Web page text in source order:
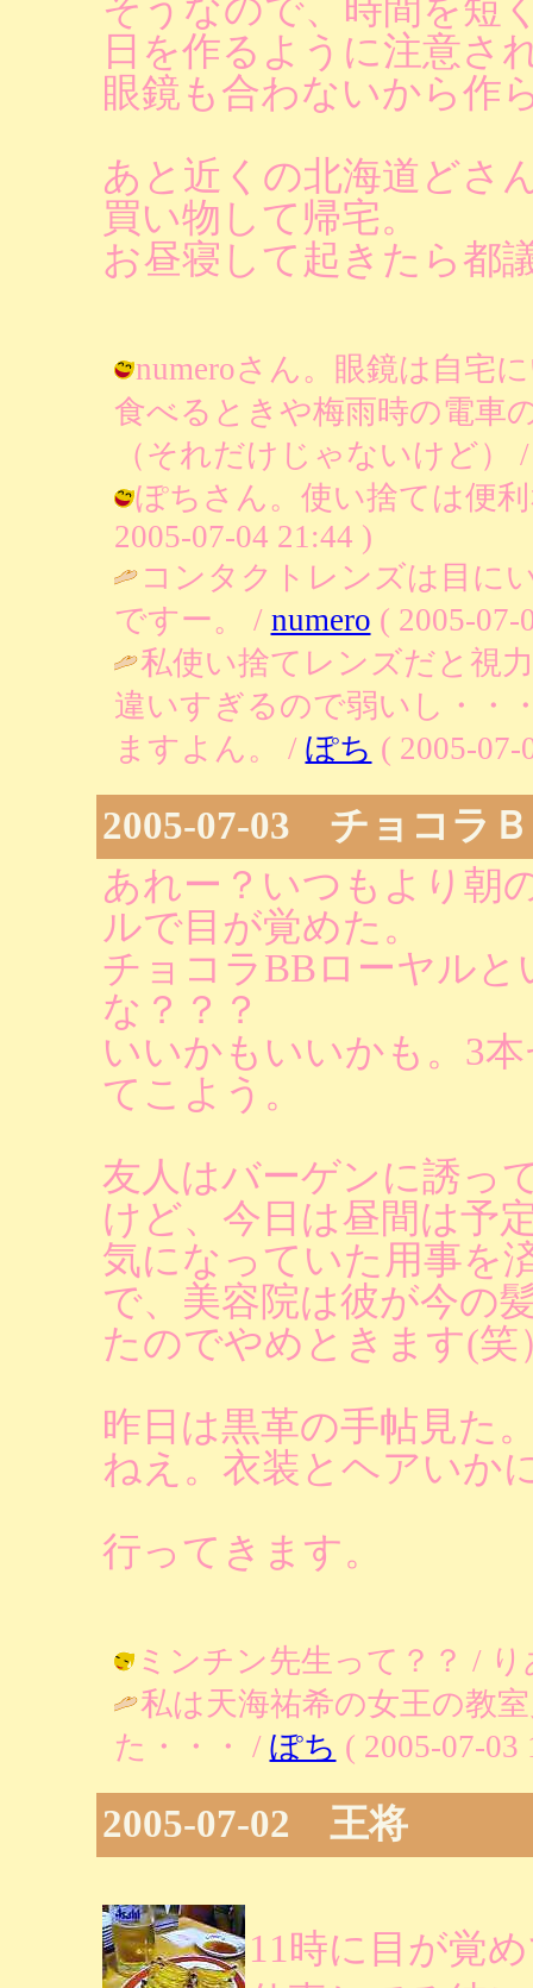
そうなので、時間を短
日を作るように注意さ
眼鏡も合わないから作
あと近くの北海道どさ
買い物して帰宅。
お昼寝して起きたら都
numeroさん。眼鏡は自宅
食べるときや梅雨時の電車
（それだけじゃないけど）
ぽちさん。使い捨ては便
2005-07-04 21:44 )
コンタクトレンズは目に
ですー。 / numero ( 2005-07-
私使い捨てレンズだと視
違いすぎるので弱いし・・
ますよん。 / ぽち ( 2005-07-
2005-07-03 チョコラ
あれー？いつもより朝
ルで目が覚めた。
チョコラBBローヤル
な？？？
いいかもいいかも。3
てこよう。
友人はバーゲンに誘っ
けど、今日は昼間は予
気になっていた用事を
で、美容院は彼が今の
たのでやめときます(笑
昨日は黒革の手帖見た
ねえ。衣装とヘアいか
行ってきます。
ミンチン先生って？？ / り
私は天海祐希の女王の教
た・・・ / ぽち ( 2005-07-03
2005-07-02 王将
11時に目が覚